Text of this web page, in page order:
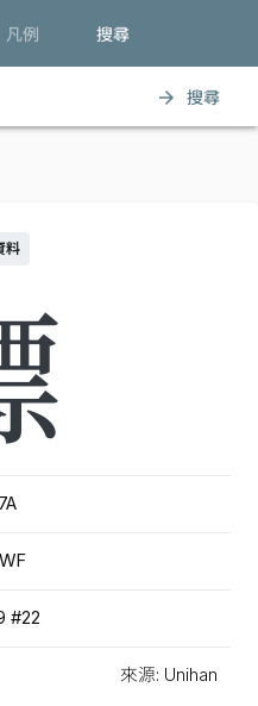
凡例 搜尋
arrow_forward 搜尋
料
#22
來源: Unihan